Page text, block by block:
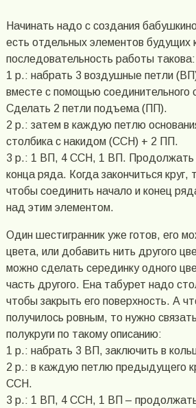
Начинать надо с создания
есть отдельных элементов будущих
последовательность работы такова:
1 р.: набрать 3 воздушные петли
вместе с помощью соединительного
Сделать 2 петли подъема (ПП).
2 р.: затем в каждую петлю
столбика с накидом (ССН) + 2 ПП.
3 р.: 1 ВП, 4 ССН, 1 ВП. Продолжать
конца ряда. Когда закончиться круг,
чтобы соединить начало и конец
над этим элементом.
Один шестигранник уже готов, его
цвета, или добавить нить другого
можно сделать серединку одного
часть другого. Ена табурет надо
чтобы закрыть его поверхность. А
получилось ровным, то нужно
полукруги по такому описанию:
1 р.: набрать 3 ВП, заключить в
2 р.: в каждую петлю предыдущего
ССН.
3 р.: 1 ВП, 4 ССН, 1 ВП –